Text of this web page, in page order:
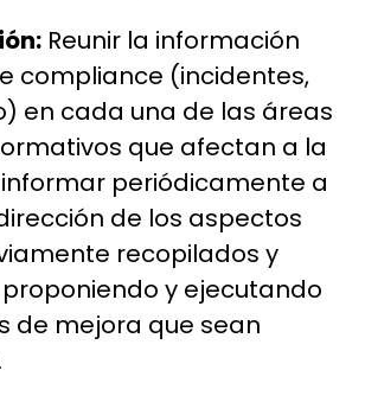
Reunir la información
compliance (incidentes,
en cada una de las áreas
que afectan a la
periódicamente a
de los aspectos
recopilados y
y ejecutando
de mejora que sean